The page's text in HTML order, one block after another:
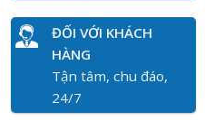
ĐỐI VỚI KHÁCH
HÀNG
Tận tâm, chu đáo,
24/7